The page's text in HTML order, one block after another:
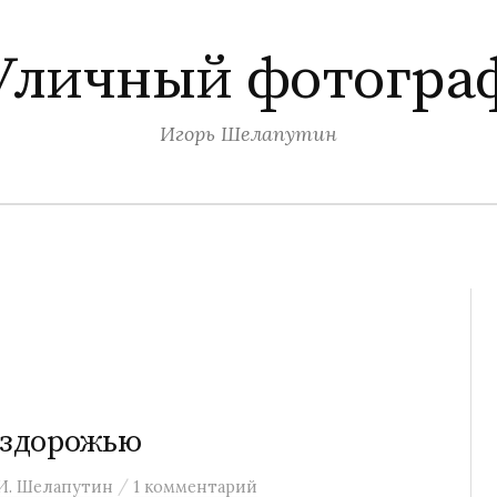
Игорь Шелапутин
Шелапутин / 1 комментарий